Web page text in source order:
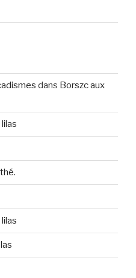
dans Borszc aux